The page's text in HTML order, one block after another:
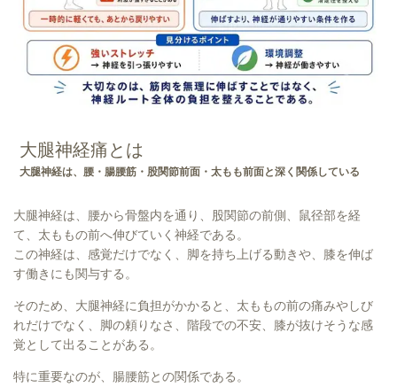
大腿神経痛とは
大腿神経は、腰・腸腰筋・股関節前面・太もも前面と深く関係している
大腿神経は、腰から骨盤内を通り、股関節の前側、鼠径部を経
て、太ももの前へ伸びていく神経である。
この神経は、感覚だけでなく、脚を持ち上げる動きや、膝を伸ば
す働きにも関与する。
そのため、大腿神経に負担がかかると、太ももの前の痛みやしび
れだけでなく、脚の頼りなさ、階段での不安、膝が抜けそうな感
覚として出ることがある。
特に重要なのが、腸腰筋との関係である。